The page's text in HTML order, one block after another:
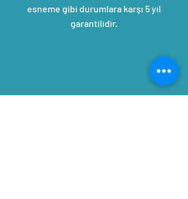
esneme gibi durumlara karşı 5 yıl
garantilidir.